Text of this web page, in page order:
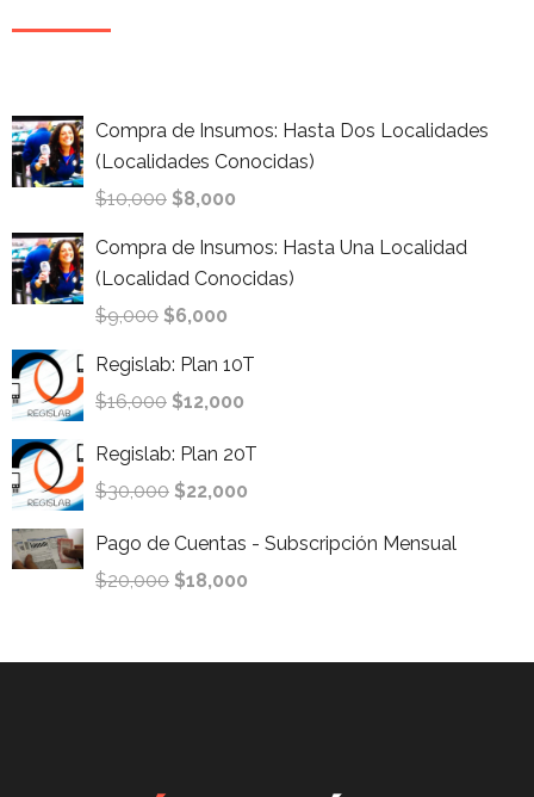
Compra de Insumos: Hasta Dos Localidades
(Localidades Conocidas)
$10,000 $8,000
Compra de Insumos: Hasta Una Localidad
(Localidad Conocidas)
$9,000 $6,000
Regislab: Plan 10T
$16,000 $12,000
Regislab: Plan 20T
$30,000 $22,000
Pago de Cuentas - Subscripción Mensual
$20,000 $18,000